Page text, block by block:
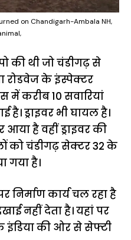
on Chandigarh-Ambala NH,
की थी जो चंडीगढ़ से
रोडवेज के इंस्पेक्टर
में करीब 10 सवारियां
ड्राइवर भी घायल है।
है वहीं ड्राइवर की
को चंडीगढ़ सेक्टर 32 के
गया है।
निर्माण कार्य चल रहा है
नहीं देता है। यहां पर
इंडिया की ओर से सेफ्टी